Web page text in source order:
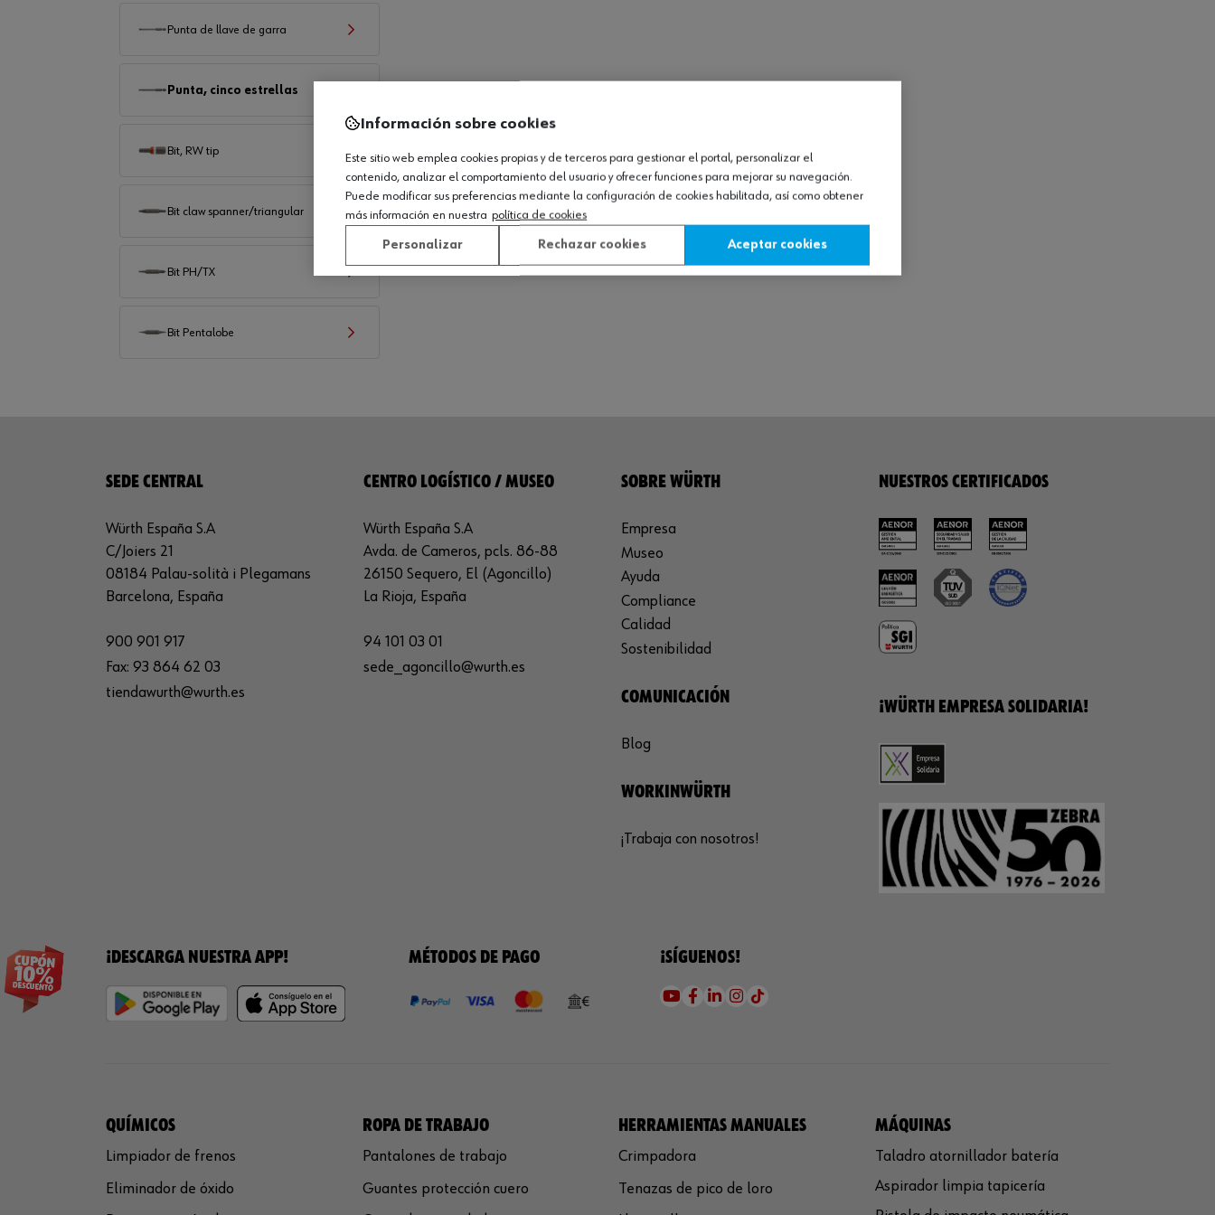
Punta de llave de garra
Punta, cinco estrellas
Bit, RW tip
Bit claw spanner/triangular
Bit PH/TX
Bit Pentalobe
SEDE CENTRAL
Würth España S.A
C/Joiers 21
08184 Palau-solità i Plegamans
Barcelona, España
900 901 917
Fax: 93 864 62 03
tiendawurth@wurth.es
CENTRO LOGÍSTICO / MUSEO
Würth España S.A
Avda. de Cameros, pcls. 86-88
26150 Sequero, El (Agoncillo)
La Rioja, España
94 101 03 01
sede_agoncillo@wurth.es
SOBRE WÜRTH
Empresa
Museo
Ayuda
Compliance
Calidad
Sostenibilidad
COMUNICACIÓN
Blog
WORKINWÜRTH
¡Trabaja con nosotros!
NUESTROS CERTIFICADOS
¡WÜRTH EMPRESA SOLIDARIA!
¡DESCARGA NUESTRA APP! MÉTODOS DE PAGO ¡SÍGUENOS!
QUÍMICOS
Limpiador de frenos
Eliminador de óxido
ROPA DE TRABAJO
Pantalones de trabajo
Guantes protección cuero
HERRAMIENTAS MANUALES
Crimpadora
Tenazas de pico de loro
MÁQUINAS
Taladro atornillador batería
Aspirador limpia tapicería
Información sobre cookies
Este sitio web emplea cookies propias y de terceros para gestionar el portal, personalizar el
contenido, analizar el comportamiento del usuario y ofrecer funciones para mejorar su navegación.
Puede modificar sus preferencias mediante la configuración de cookies habilitada, así como obtener
más información en nuestra política de cookies
Personalizar Rechazar cookies Aceptar cookies